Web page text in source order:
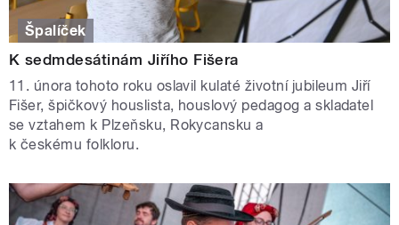
Špalíček
K sedmdesátinám Jiřího Fišera
11. února tohoto roku oslavil kulaté životní jubileum Jiří
Fišer, špičkový houslista, houslový pedagog a skladatel
se vztahem k Plzeňsku, Rokycansku a
k českému folkloru.